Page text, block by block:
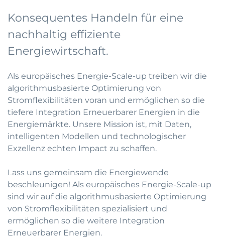
Konsequentes Handeln für eine
nachhaltig effiziente
Energiewirtschaft.
Als europäisches Energie-Scale-up treiben wir die
algorithmusbasierte Optimierung von
Stromflexibilitäten voran und ermöglichen so die
tiefere Integration Erneuerbarer Energien in die
Energiemärkte. Unsere Mission ist, mit Daten,
intelligenten Modellen und technologischer
Exzellenz echten Impact zu schaffen.
Lass uns gemeinsam die Energiewende
beschleunigen! Als europäisches Energie-Scale-up
sind wir auf die algorithmusbasierte Optimierung
von Stromflexibilitäten spezialisiert und
ermöglichen so die weitere Integration
Erneuerbarer Energien.